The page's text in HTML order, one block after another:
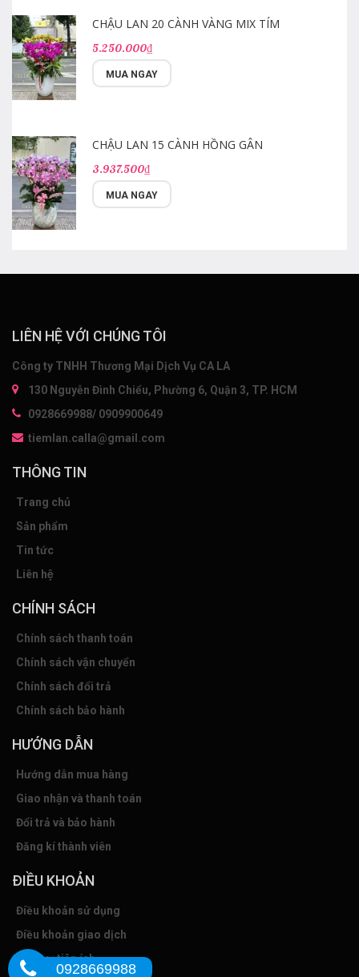
CHẬU LAN 20 CÀNH VÀNG MIX TÍM
5.250.000₫
MUA NGAY
CHẬU LAN 15 CÀNH HỒNG GÂN
3.937.500₫
MUA NGAY
LIÊN HỆ VỚI CHÚNG TÔI
Công ty TNHH Thương Mại Dịch Vụ CA LA
130 Nguyễn Đình Chiểu, Phường 6, Quận 3, TP. HCM
0928669988/ 0909900649
tiemlan.calla@gmail.com
THÔNG TIN
Trang chủ
Sản phẩm
Tin tức
Liên hệ
CHÍNH SÁCH
Chính sách thanh toán
Chính sách vận chuyển
Chính sách đổi trả
Chính sách bảo hành
HƯỚNG DẪN
Hướng dẫn mua hàng
Giao nhận và thanh toán
Đổi trả và bảo hành
Đăng kí thành viên
ĐIỀU KHOẢN
Điều khoản sử dụng
Điều khoản giao dịch
Dịch vụ tiện ích
0928669988